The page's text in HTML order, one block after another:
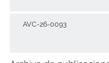
AVC-26-0093